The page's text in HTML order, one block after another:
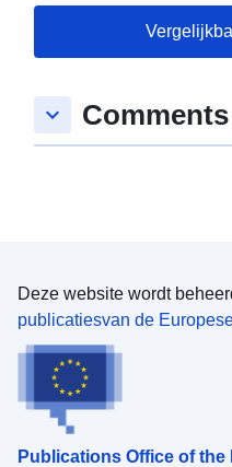
keyboard_arrow_down Comments
Deze website wordt
publicatiesvan de
Publications Office of